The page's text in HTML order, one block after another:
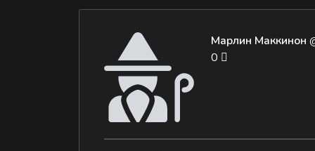
Марлин Маккинон
0